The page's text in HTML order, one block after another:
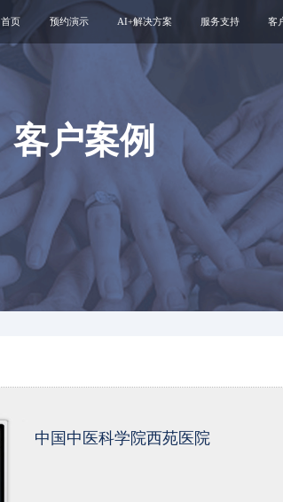
首页 预约演示 AI+解决方案
医疗用户服务智能体
智慧服务解决方案
互联网医院
智慧管理解决方案
服务支持
医院云安全服务
客
客户案例
中国中医科学院西苑医院